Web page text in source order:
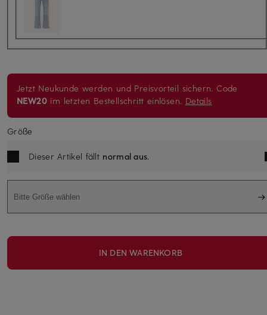
Jetzt Neukunde werden und Preisvorteil sichern. Code
NEW20 im letzten Bestellschritt einlösen. Details
Größe
Dieser Artikel fällt normal aus.
Bitte Größe wählen
IN DEN WARENKORB